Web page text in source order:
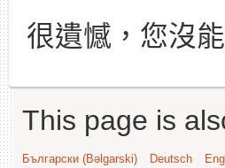
很遺憾，您沒
This page is
Български (Bəlgarski) Deutsch